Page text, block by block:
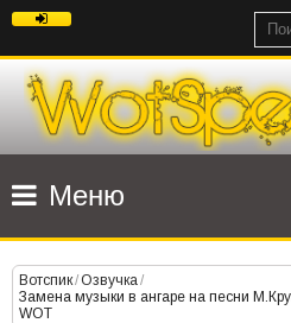
Меню
Вотспик/Озвучка/
Замена музыки в ангаре на песни
WOT